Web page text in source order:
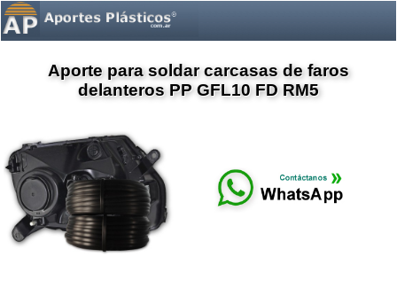
Aporte para soldar carcasas de faros
delanteros PP GFL10 FD RM5